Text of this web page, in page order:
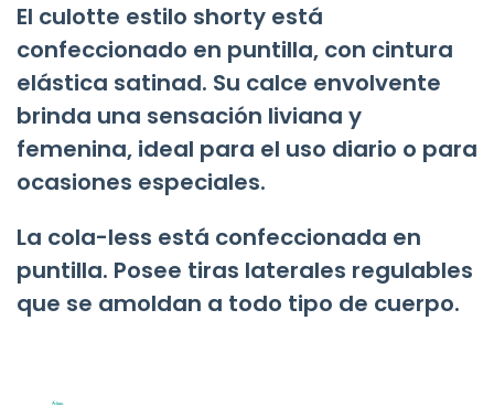
El culotte estilo shorty está
confeccionado en puntilla, con cintura
elástica satinad. Su calce envolvente
brinda una sensación liviana y
femenina, ideal para el uso diario o para
ocasiones especiales.
La cola-less está confeccionada en
puntilla. Posee tiras laterales regulables
que se amoldan a todo tipo de cuerpo.